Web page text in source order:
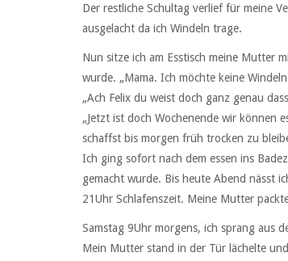
Der restliche Schultag verlief für meine
ausgelacht da ich Windeln trage.
Nun sitze ich am Esstisch meine Mutter
wurde. „Mama. Ich möchte keine
„Ach Felix du weist doch ganz genau
„Jetzt ist doch Wochenende wir können
schaffst bis morgen früh trocken zu
Ich ging sofort nach dem essen ins
gemacht wurde. Bis heute Abend nässt
21Uhr Schlafenszeit. Meine Mutter
Samstag 9Uhr morgens, ich sprang aus
Mein Mutter stand in der Tür lächelte